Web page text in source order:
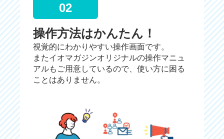
02
操作方法はかんたん！
視覚的にわかりやすい操作画面です。
またイオマガジンオリジナルの操作マニュ
アルもご用意しているので、使い方に困る
ことはありません。